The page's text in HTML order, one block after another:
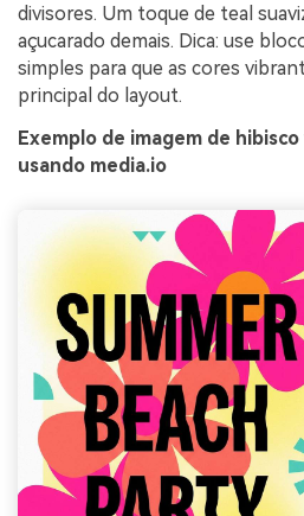
divisores. Um toque de teal
açucarado demais. Dica: use
simples para que as cores
principal do layout.
Exemplo de imagem de
usando media.io